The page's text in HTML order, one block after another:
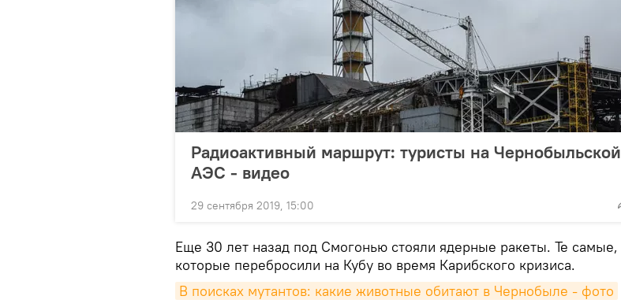
Радиоактивный маршрут: туристы на Чернобыльской
АЭС - видео
29 сентября 2019, 15:00
Еще 30 лет назад под Смогонью стояли ядерные ракеты. Те самые,
которые перебросили на Кубу во время Карибского кризиса.
В поисках мутантов: какие животные обитают в Чернобыле - фото